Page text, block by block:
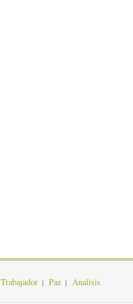
Trabajador Paz Analisis